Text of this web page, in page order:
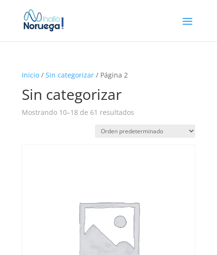
Inicio/ Sin categorizar/ Página 2
Sin categorizar
Mostrando 10–18 de 61 resultados